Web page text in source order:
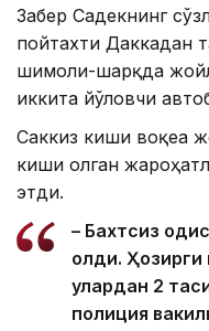
Забер Садекнинг
пойтахти Даккадан
шимоли-шарқда
иккита йўловчи
Саккиз киши воқеа
киши олган
этди.
– Бахтсиз
олди.
улардан 2
полиция